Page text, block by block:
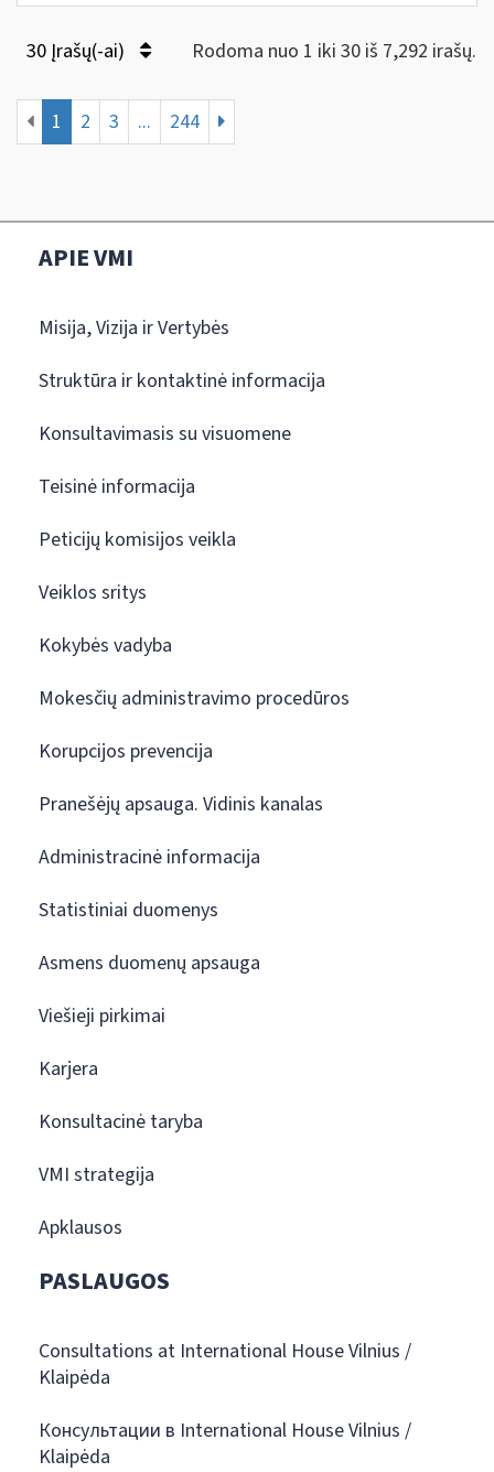
30 Įrašų(-ai) Rodoma nuo 1 iki 30 iš 7,292 irašų.
1 2 3 ... 244
APIE VMI
Misija, Vizija ir Vertybės
Struktūra ir kontaktinė informacija
Konsultavimasis su visuomene
Teisinė informacija
Peticijų komisijos veikla
Veiklos sritys
Kokybės vadyba
Mokesčių administravimo procedūros
Korupcijos prevencija
Pranešėjų apsauga. Vidinis kanalas
Administracinė informacija
Statistiniai duomenys
Asmens duomenų apsauga
Viešieji pirkimai
Karjera
Konsultacinė taryba
VMI strategija
Apklausos
PASLAUGOS
Consultations at International House Vilnius /
Klaipėda
Консультации в International House Vilnius /
Klaipėda